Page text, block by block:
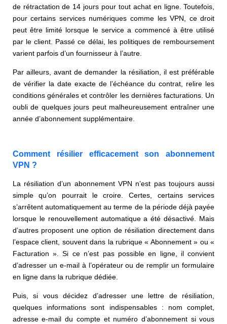
de rétractation de 14 jours pour tout achat en ligne. Toutefois,
pour certains services numériques comme les VPN, ce droit
peut être limité lorsque le service a commencé à être utilisé
par le client. Passé ce délai, les politiques de remboursement
varient parfois d’un fournisseur à l’autre.
Par ailleurs, avant de demander la résiliation, il est préférable
de vérifier la date exacte de l’échéance du contrat, relire les
conditions générales et contrôler les dernières facturations. Un
oubli de quelques jours peut malheureusement entraîner une
année d’abonnement supplémentaire.
Comment résilier efficacement son abonnement
VPN ?
La résiliation d’un abonnement VPN n’est pas toujours aussi
simple qu’on pourrait le croire. Certes, certains services
s’arrêtent automatiquement au terme de la période déjà payée
lorsque le renouvellement automatique a été désactivé. Mais
d’autres proposent une option de résiliation directement dans
l’espace client, souvent dans la rubrique « Abonnement » ou «
Facturation ». Si ce n’est pas possible en ligne, il convient
d’adresser un e-mail à l’opérateur ou de remplir un formulaire
en ligne dans la rubrique dédiée.
Puis, si vous décidez d’adresser une lettre de résiliation,
quelques informations sont indispensables : nom complet,
adresse e-mail du compte et numéro d’abonnement si vous